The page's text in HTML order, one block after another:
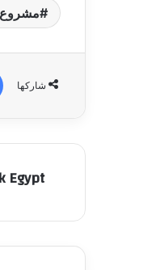
شاركها
Egypt